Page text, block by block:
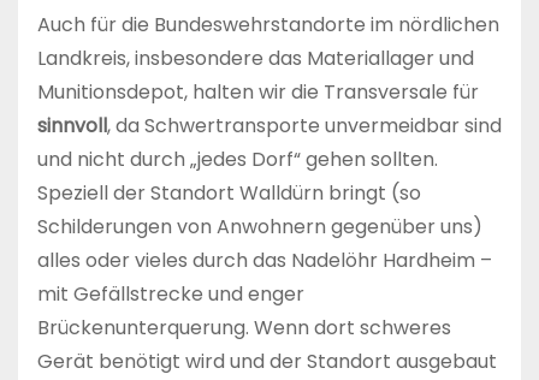
Auch für die Bundeswehrstandorte im nördlichen
Landkreis, insbesondere das Materiallager und
Munitionsdepot, halten wir die Transversale für
sinnvoll, da Schwertransporte unvermeidbar sind
und nicht durch „jedes Dorf“ gehen sollten.
Speziell der Standort Walldürn bringt (so
Schilderungen von Anwohnern gegenüber uns)
alles oder vieles durch das Nadelöhr Hardheim –
mit Gefällstrecke und enger
Brückenunterquerung. Wenn dort schweres
Gerät benötigt wird und der Standort ausgebaut